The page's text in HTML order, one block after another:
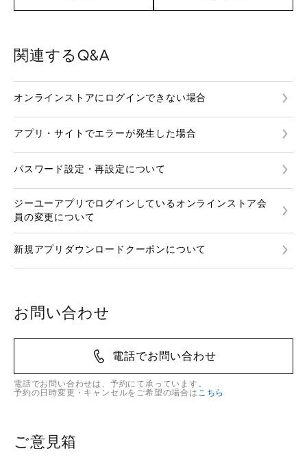
関連するQ&A
オンラインストアにログインできない場合
アプリ・サイトでエラーが発生した場合
パスワード設定・再設定について
ジーユーアプリでログインしているオンラインストア会
員の変更について
新規アプリダウンロードクーポンについて
お問い合わせ
電話でお問い合わせ
電話でお問い合わせは、予約にて承っています。
予約の日時変更・キャンセルをご希望の場合は こちら
ご意見箱